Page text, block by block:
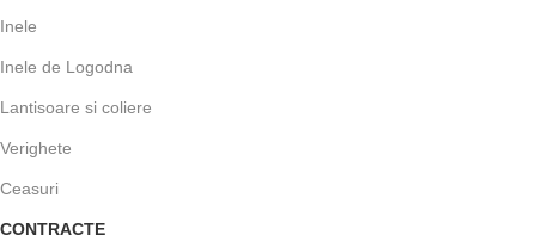
Inele
Inele de Logodna
Lantisoare si coliere
Verighete
Ceasuri
CONTRACTE